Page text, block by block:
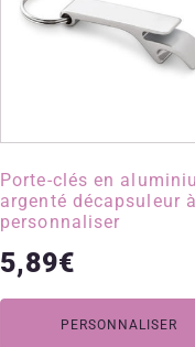
Porte-clés en
argenté décapsuleur à
personnaliser
5,89€
PERSONNALISER